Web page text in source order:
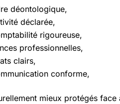
déontologique,
déclarée,
rigoureuse,
professionnelles,
clairs,
conforme,
mieux protégés